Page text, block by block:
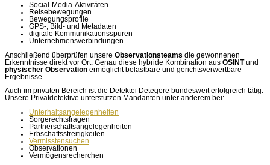
Social-Media-Aktivitäten
Reisebewegungen
Bewegungsprofile
GPS-, Bild- und Metadaten
digitale Kommunikationsspuren
Unternehmensverbindungen
Anschließend überprüfen unsere Observationsteams die gewonnenen
Erkenntnisse direkt vor Ort. Genau diese hybride Kombination aus OSINTund
physischer Observation ermöglicht belastbare und gerichtsverwertbare
Ergebnisse.
Auch im privaten Bereich ist die Detektei Detegere bundesweit erfolgreich tätig.
Unsere Privatdetektive unterstützen Mandanten unter anderem bei:
Unterhaltsangelegenheiten
Sorgerechtsfragen
Partnerschaftsangelegenheiten
Erbschaftsstreitigkeiten
Vermisstensuchen
Observationen
Vermögensrecherchen